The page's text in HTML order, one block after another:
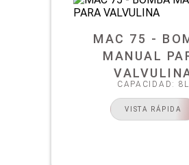
MAC 75 -
MANUAL
CAPACIDAD: 8L
VISTA RÁPIDA